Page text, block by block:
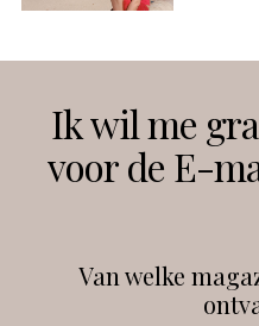
Instagram
Ik wil me
voor de E-
Van welke